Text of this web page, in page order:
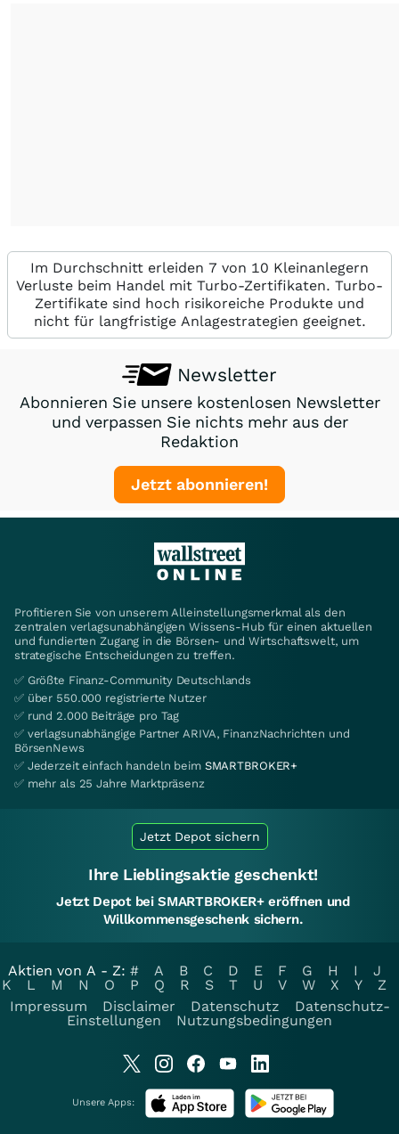
Im Durchschnitt erleiden 7 von 10 Kleinanlegern
Verluste beim Handel mit Turbo-Zertifikaten. Turbo-
Zertifikate sind hoch risikoreiche Produkte und
nicht für langfristige Anlagestrategien geeignet.
Newsletter
Abonnieren Sie unsere kostenlosen Newsletter
und verpassen Sie nichts mehr aus der
Redaktion
Jetzt abonnieren!
Profitieren Sie von unserem Alleinstellungsmerkmal als den
zentralen verlagsunabhängigen Wissens-Hub für einen aktuellen
und fundierten Zugang in die Börsen- und Wirtschaftswelt, um
strategische Entscheidungen zu treffen.
✅ Größte Finanz-Community Deutschlands
✅ über 550.000 registrierte Nutzer
✅ rund 2.000 Beiträge pro Tag
✅ verlagsunabhängige Partner ARIVA, FinanzNachrichten und
BörsenNews
✅ Jederzeit einfach handeln beim SMARTBROKER+
✅ mehr als 25 Jahre Marktpräsenz
Jetzt Depot sichern
Ihre Lieblingsaktie geschenkt!
Jetzt Depot bei SMARTBROKER+ eröffnen und
Willkommensgeschenk sichern.
Aktien von A - Z: # A B C D E F G H I
J
K
L M N O P Q R S T U V W X Y
Z
Impressum
Disclaimer Datenschutz
Datenschutz-
Einstellungen
Nutzungsbedingungen
Unsere Apps: